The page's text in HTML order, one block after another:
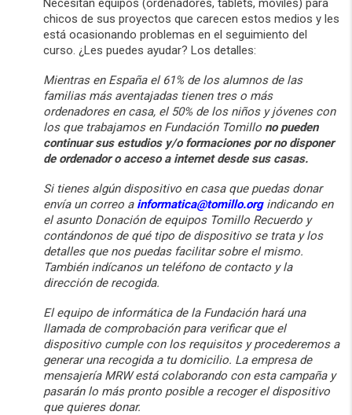
Necesitan equipos (ordenadores, tablets, móviles) para
chicos de sus proyectos que carecen estos medios y les
está ocasionando problemas en el seguimiento del
curso. ¿Les puedes ayudar? Los detalles:
Mientras en España el 61% de los alumnos de las
familias más aventajadas tienen tres o más
ordenadores en casa, el 50% de los niños y jóvenes con
los que trabajamos en Fundación Tomillo no pueden
continuar sus estudios y/o formaciones por no disponer
de ordenador o acceso a internet desde sus casas.
Si tienes algún dispositivo en casa que puedas donar
envía un correo a informatica@tomillo.orgindicando en
el asunto Donación de equipos Tomillo Recuerdo y
contándonos de qué tipo de dispositivo se trata y los
detalles que nos puedas facilitar sobre el mismo.
También indícanos un teléfono de contacto y la
dirección de recogida.
El equipo de informática de la Fundación hará una
llamada de comprobación para verificar que el
dispositivo cumple con los requisitos y procederemos a
generar una recogida a tu domicilio. La empresa de
mensajería MRW está colaborando con esta campaña y
pasarán lo más pronto posible a recoger el dispositivo
que quieres donar.